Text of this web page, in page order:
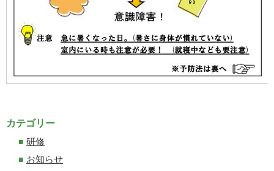
カテゴリー
研修
お知らせ